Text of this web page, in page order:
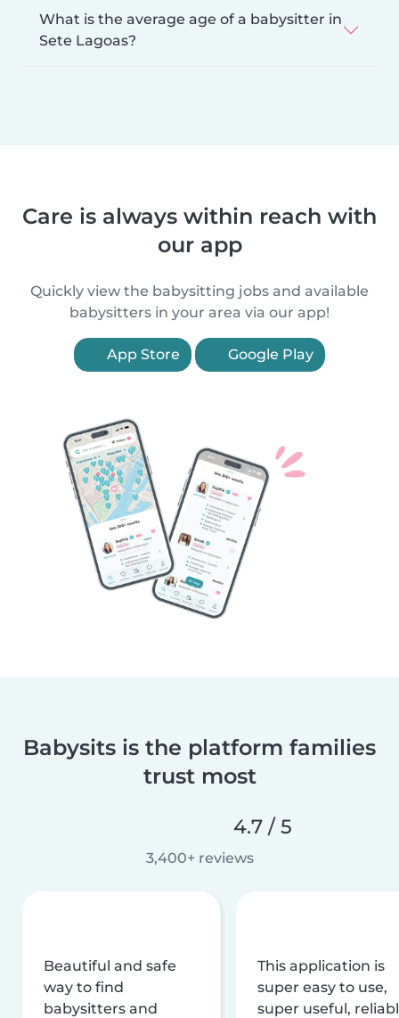
What is the average age of a babysitter in
Sete Lagoas?
Care is always within reach with
our app
Quickly view the babysitting jobs and available
babysitters in your area via our app!
App Store Google Play
Babysits is the platform families
trust most
4.7 / 5
3,400+ reviews
Beautiful and safe
way to find
babysitters and
This application is
super easy to use,
super useful,